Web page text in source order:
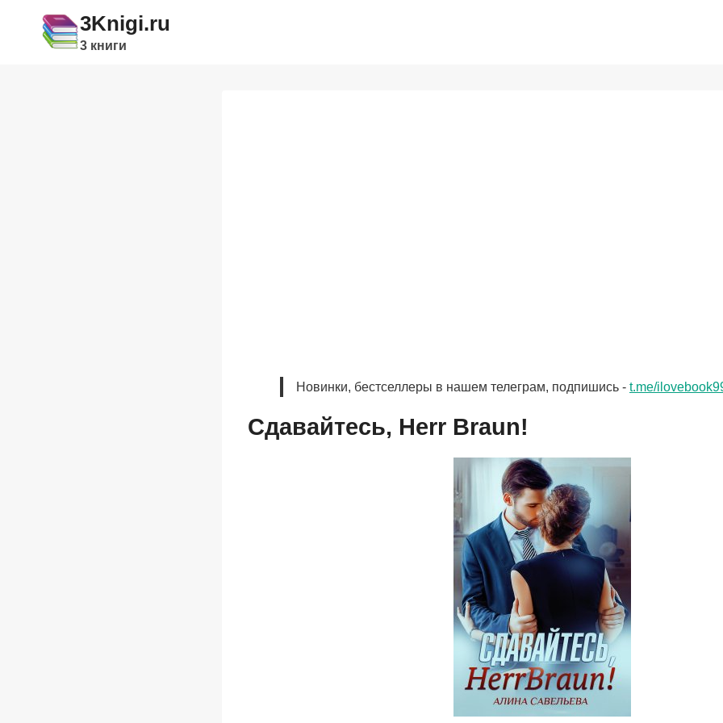
содержимому
3Knigi.ru
3 книги
Новинки, бестселлеры в нашем телеграм, подпишись - t.me/
Сдавайтесь, Herr Braun!